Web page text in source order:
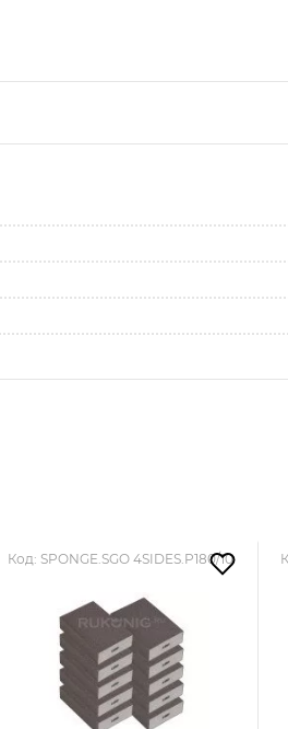
(4-х ст.) P080 (10 шт.)
Код: SPONGE.SGO 4SIDES.P180/10